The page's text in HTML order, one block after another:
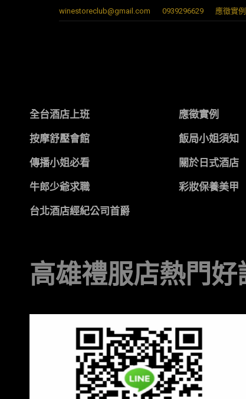
winestoreclub@gmail.com 0939296629 應徵實例
全台酒店上班 應徵實例
按摩舒壓會館 飯局小姐須知
傳播小姐必看 關於日式酒店
牛郎少爺求職 彩妝保養美甲
台北酒店經紀公司首爵
高雄禮服店熱門